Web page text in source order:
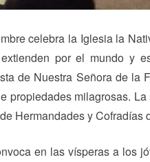
celebra la Iglesia la
por el mundo y
de Nuestra Señora de la
propiedades milagrosas.
Hermandades y Cofradías
en las vísperas a los